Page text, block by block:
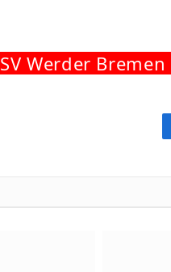
SV Werder Bremen